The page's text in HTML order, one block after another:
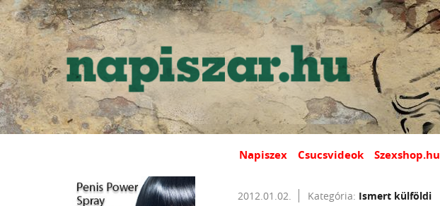
Napiszex Csucsvideok Szexshop.hu
2012.01.02. Kategória: Ismert külföldi